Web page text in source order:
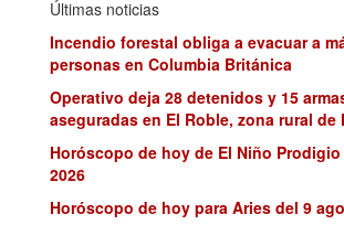
Últimas noticias
Incendio forestal obliga a evacuar a
personas en Columbia Británica
Operativo deja 28 detenidos y 15
aseguradas en El Roble, zona rural de
Horóscopo de hoy de El Niño
2026
Horóscopo de hoy para Aries del 9